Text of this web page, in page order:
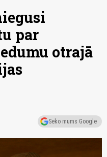
par
otrajā
Seko mums Google